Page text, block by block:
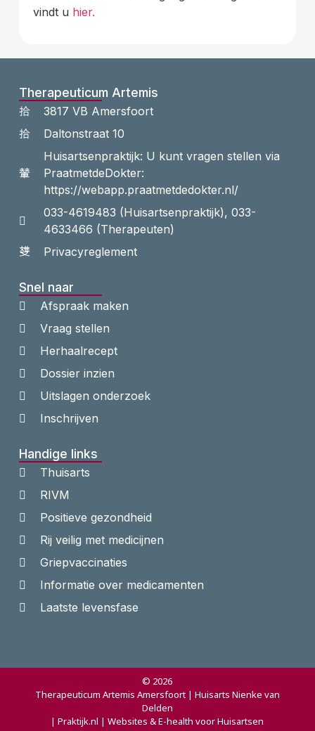
vindt u hier.
Therapeuticum Artemis
3817 VB Amersfoort
Daltonstraat 10
Huisartsenpraktijk: U kunt vragen stellen via
PraatmetdeDokter:
https://webapp.praatmetdedokter.nl/
033-4619483 (Huisartsenpraktijk), 033-
4633466 (Therapeuten)
Privacyreglement
Snel naar
Afspraak maken
Vraag stellen
Herhaalrecept
Dossier inzien
Uitslagen onderzoek
Inschrijven
Handige links
Thuisarts
RIVM
Positieve gezondheid
Rij veilig met medicijnen
Griepvaccinaties
Informatie over medicamenten
Laatste levensfase
© 2026
Therapeuticum Artemis Amersfoort | Huisarts Nienke van
Delden
| Praktijk.nl | Websites & E-health voor Huisartsen